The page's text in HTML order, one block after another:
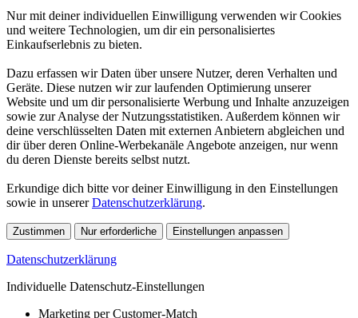
Nur mit deiner individuellen Einwilligung verwenden wir Cookies
und weitere Technologien, um dir ein personalisiertes
Einkaufserlebnis zu bieten.
Dazu erfassen wir Daten über unsere Nutzer, deren Verhalten und
Geräte. Diese nutzen wir zur laufenden Optimierung unserer
Website und um dir personalisierte Werbung und Inhalte anzuzeigen
sowie zur Analyse der Nutzungsstatistiken. Außerdem können wir
deine verschlüsselten Daten mit externen Anbietern abgleichen und
dir über deren Online-Werbekanäle Angebote anzeigen, nur wenn
du deren Dienste bereits selbst nutzt.
Erkundige dich bitte vor deiner Einwilligung in den Einstellungen
sowie in unsererDatenschutzerklärung.
Zustimmen Nur erforderliche Einstellungen anpassen
Datenschutzerklärung
Individuelle Datenschutz-Einstellungen
Marketing per Customer-Match